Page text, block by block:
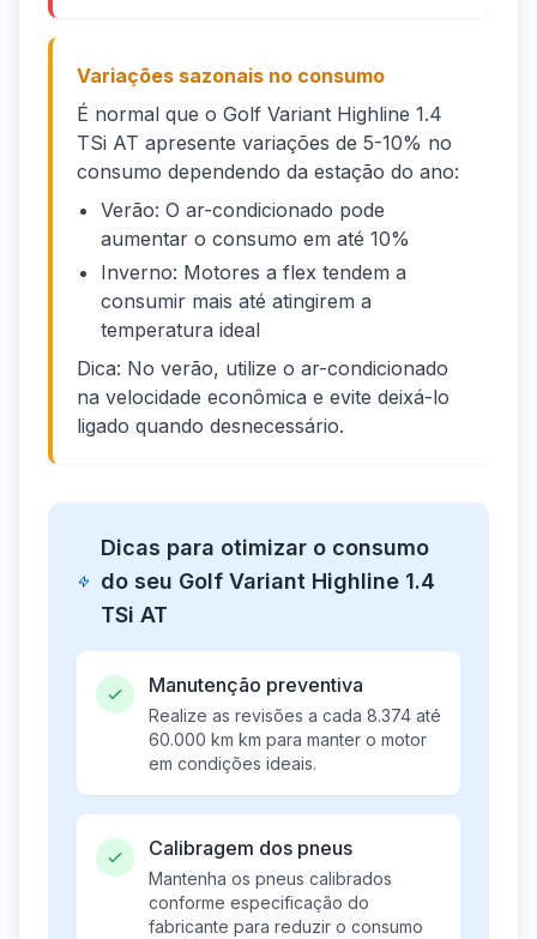
Variações sazonais no consumo
É normal que o Golf Variant Highline 1.4
TSi AT apresente variações de 5-10% no
consumo dependendo da estação do ano:
Verão: O ar-condicionado pode
aumentar o consumo em até 10%
Inverno: Motores a flex tendem a
consumir mais até atingirem a
temperatura ideal
Dica: No verão, utilize o ar-condicionado
na velocidade econômica e evite deixá-lo
ligado quando desnecessário.
Dicas para otimizar o consumo
do seu Golf Variant Highline 1.4
TSi AT
Manutenção preventiva
Realize as revisões a cada 8.374 até
60.000 km km para manter o motor
em condições ideais.
Calibragem dos pneus
Mantenha os pneus calibrados
conforme especificação do
fabricante para reduzir o consumo